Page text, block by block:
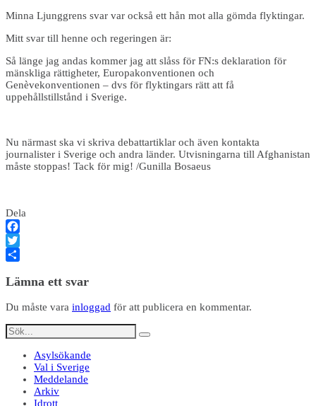
Minna Ljunggrens svar var också ett hån mot alla gömda flyktingar.
Mitt svar till henne och regeringen är:
Så länge jag andas kommer jag att slåss för FN:s deklaration för
mänskliga rättigheter, Europakonventionen och
Genèvekonventionen – dvs för flyktingars rätt att få
uppehållstillstånd i Sverige.
Nu närmast ska vi skriva debattartiklar och även kontakta
journalister i Sverige och andra länder. Utvisningarna till Afghanistan
måste stoppas! Tack för mig! /Gunilla Bosaeus
Dela
Facebook
Twitter
Lämna ett svar
Du måste vara inloggad för att publicera en kommentar.
Asylsökande
Val i Sverige
Meddelande
Arkiv
Idrott